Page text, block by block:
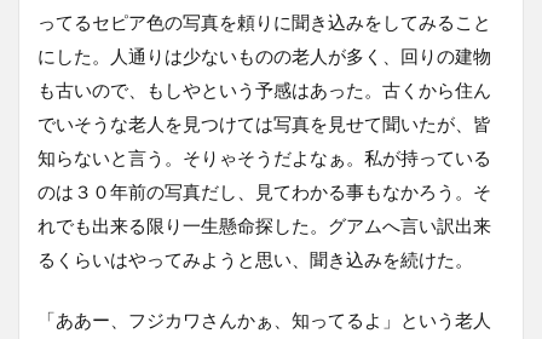
ってるセピア色の写真を頼りに聞き込みをしてみること
にした。人通りは少ないものの老人が多く、回りの建物
も古いので、もしやという予感はあった。古くから住ん
でいそうな老人を見つけては写真を見せて聞いたが、皆
知らないと言う。そりゃそうだよなぁ。私が持っている
のは３０年前の写真だし、見てわかる事もなかろう。そ
れでも出来る限り一生懸命探した。グアムへ言い訳出来
るくらいはやってみようと思い、聞き込みを続けた。
「ああー、フジカワさんかぁ、知ってるよ」という老人